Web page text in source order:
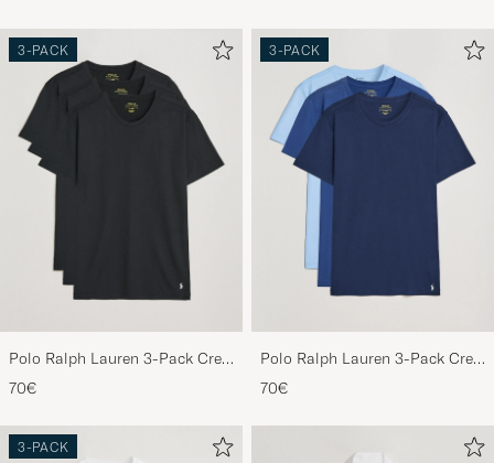
3-PACK
Polo Ralph Lauren 3-Pack Crew
Neck T-Shirt Black
70€
3-PACK
Polo Ralph Lauren 3-Pack Crew
Neck T-Shirt Navy/Light
Navy/Elite Blue
70€
3-PACK